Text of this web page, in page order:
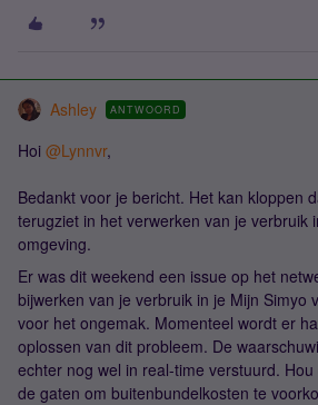
Ashley ANTWOORD
Hoi @Lynnvr,
Bedankt voor je bericht. Het kan kloppen
terugziet in het verwerken van je verbruik
omgeving.
Er was dit weekend een issue op het
bijwerken van je verbruik in je Mijn Simyo
voor het ongemak. Momenteel wordt er
oplossen van dit probleem. De
echter nog wel in real-time verstuurd.
de gaten om buitenbundelkosten te